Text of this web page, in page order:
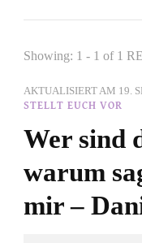
Showing: 1 - 1 of 1
AKTUALISIERT AM 19.
STELLT EUCH VOR
Wer sind
warum
mir –